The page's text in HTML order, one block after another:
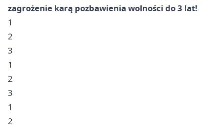
zagrożenie karą pozbawienia wolności do 3 lat!
1
2
3
1
2
3
1
2